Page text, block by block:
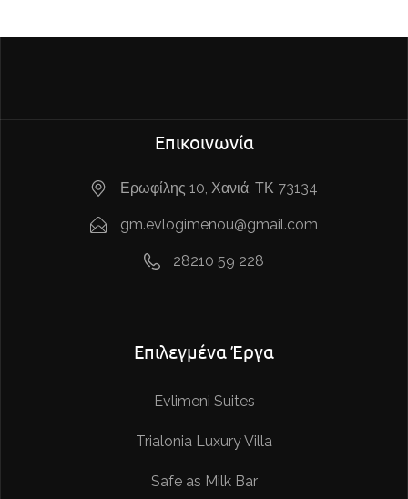
Επικοινωνία
Ερωφίλης 10, Χανιά, ΤΚ 73134
gm.evlogimenou@gmail.com
28210 59 228
Επιλεγμένα Έργα
Evlimeni Suites
Trialonia Luxury Villa
Safe as Milk Bar